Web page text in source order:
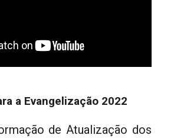
a Evangelização 2022
de Atualização dos